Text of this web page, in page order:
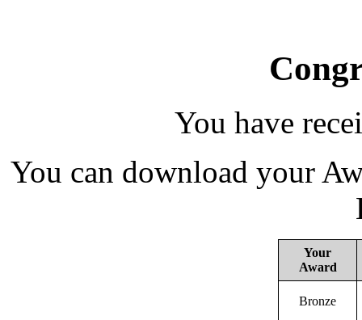
You have
You can download your
Your
Award
Bronze